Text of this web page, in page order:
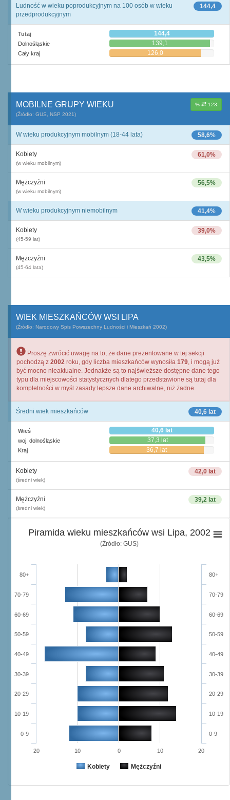
144,4
Ludność w wieku poprodukcyjnym na 100 osób w wieku
przedprodukcyjnym
Tutaj 144,4
Dolnośląskie 139,1
Cały kraj 126,0
% 123
MOBILNE GRUPY WIEKU
(Źródło: GUS, NSP 2021)
58,6%
W wieku produkcyjnym mobilnym (18-44 lata)
61,0%
Kobiety
(w wieku mobilnym)
56,5%
Mężczyźni
(w wieku mobilnym)
41,4%
W wieku produkcyjnym niemobilnym
39,0%
Kobiety
(45-59 lat)
43,5%
Mężczyźni
(45-64 lata)
WIEK MIESZKAŃCÓW WSI LIPA
(Źródło: Narodowy Spis Powszechny Ludności i Mieszkań 2002)
Proszę zwrócić uwagę na to, że dane prezentowane w tej sekcji
pochodzą z 2002 roku, gdy liczba mieszkańców wynosiła 179, i mogą już
być mocno nieaktualne. Jednakże są to najświeższe dostępne dane tego
typu dla miejscowości statystycznych dlatego przedstawione są tutaj dla
kompletności w myśl zasady lepsze dane archiwalne, niż żadne.
40,6 lat
Średni wiek mieszkańców
Wieś 40,6 lat
woj. dolnośląskie 37,3 lat
Kraj 36,7 lat
42,0 lat
Kobiety
(średni wiek)
39,2 lat
Mężczyźni
(średni wiek)
Piramida wieku mieszkańców wsi Lipa, 2002
(Źródło: GUS)
Kobiety Mężczyźni
0-9
10-19
20-29
30-39
40-49
50-59
60-69
70-79
80+
0-9
10-19
20-29
30-39
40-49
50-59
60-69
70-79
80+
20 10 0 10 20